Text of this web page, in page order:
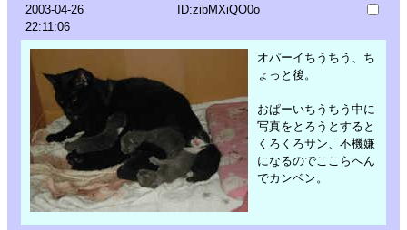
2003-04-26
22:11:06
ID:zibMXiQO0o
オパーイちうちう、ち
ょっと後。
おぱーいちうちう中に
写真をとろうとすると
くろくろサン、不機嫌
になるのでここらへん
でカンベン。